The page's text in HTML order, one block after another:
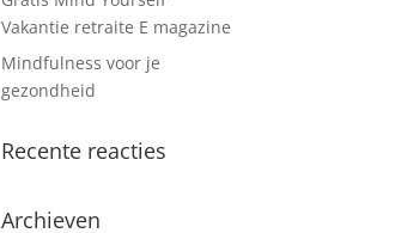
Vakantie retraite E magazine
Mindfulness voor je
gezondheid
Recente reacties
Archieven